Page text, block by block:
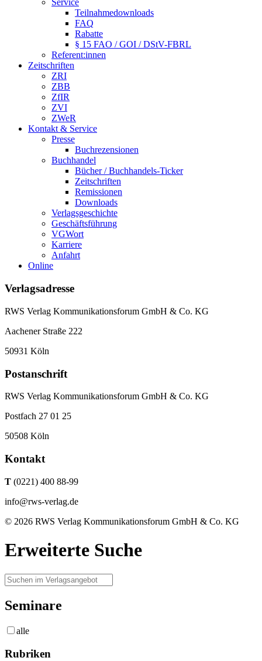
Service
Teilnahmedownloads
FAQ
Rabatte
§ 15 FAO / GOI / DStV-FBRL
Referent:innen
Zeitschriften
ZRI
ZBB
ZfIR
ZVI
ZWeR
Kontakt & Service
Presse
Buchrezensionen
Buchhandel
Bücher / Buchhandels-Ticker
Zeitschriften
Remissionen
Downloads
Verlagsgeschichte
Geschäftsführung
VGWort
Karriere
Anfahrt
Online
Verlagsadresse
RWS Verlag Kommunikationsforum GmbH & Co. KG
Aachener Straße 222
50931 Köln
Postanschrift
RWS Verlag Kommunikationsforum GmbH & Co. KG
Postfach 27 01 25
50508 Köln
Kontakt
T (0221) 400 88-99
info@rws-verlag.de
© 2026 RWS Verlag Kommunikationsforum GmbH & Co. KG
Erweiterte Suche
Seminare
alle
Rubriken